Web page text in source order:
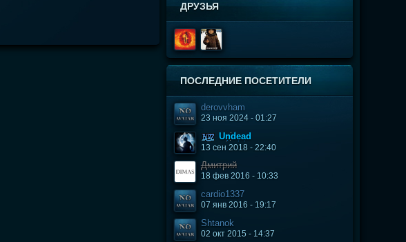
ДРУЗЬЯ
ПОСЛЕДНИЕ ПОСЕТИТЕЛИ
derovvham
23 ноя 2024 - 01:27
Undead
13 сен 2018 - 22:40
Дмитрий
18 фев 2016 - 10:33
cardio1337
07 янв 2016 - 19:17
Shtanok
02 окт 2015 - 14:37